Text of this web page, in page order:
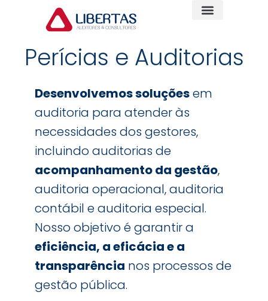
Perícias e Auditorias
Desenvolvemos soluçõesem
auditoria para atender às
necessidades dos gestores,
incluindo auditorias de
acompanhamento da gestão,
auditoria operacional, auditoria
contábil e auditoria especial.
Nosso objetivo é garantir a
eficiência, a eficácia e a
transparência nos processos de
gestão pública.